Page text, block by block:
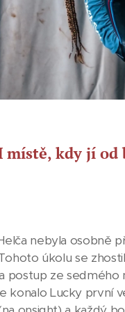
kdy jí od
nebyla osobně
úkolu se
postup ze sedmého
konalo Lucky první